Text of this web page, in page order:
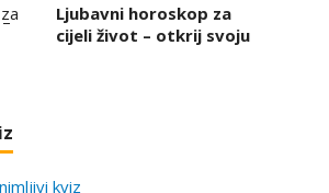
Ljubavni horoskop za
cijeli život – otkrij svoju